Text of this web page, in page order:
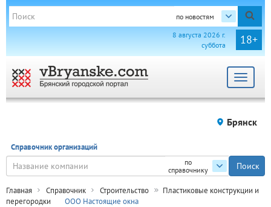
по новостям
18+
8 августа 2026 г.
суббота
Toggle
Брянск
Справочник организаций
по
справочнику
Главная Справочник Строительство
Пластиковые конструкции и
перегородки
ООО Настоящие окна